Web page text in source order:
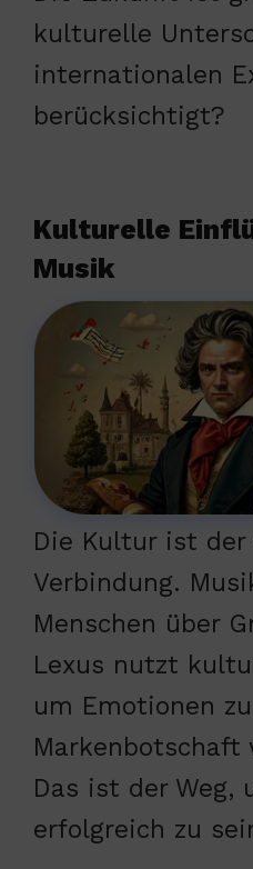
kulturelle
internationalen
berücksichtigt?
Kulturelle
Musik
Die Kultur ist der
Verbindung.
Menschen über
Lexus nutzt
um Emotionen
Das ist der Weg,
erfolgreich zu